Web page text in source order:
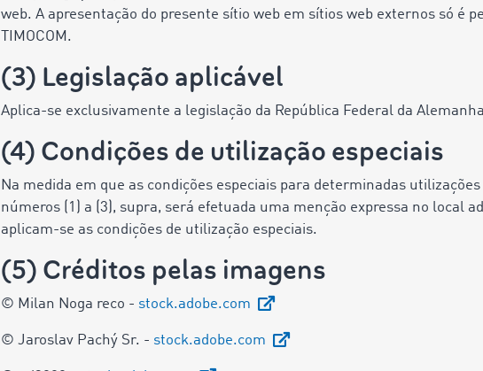
web. A apresentação do presente sítio web em sítios web externos só é
TIMOCOM.
(3) Legislação aplicável
Aplica-se exclusivamente a legislação da República Federal da
(4) Condições de utilização especiais
Na medida em que as condições especiais para determinadas
números (1) a (3), supra, será efetuada uma menção expressa no local
aplicam-se as condições de utilização especiais.
(5) Créditos pelas imagens
© Milan Noga reco - stock.adobe.com
© Jaroslav Pachý Sr. - stock.adobe.com